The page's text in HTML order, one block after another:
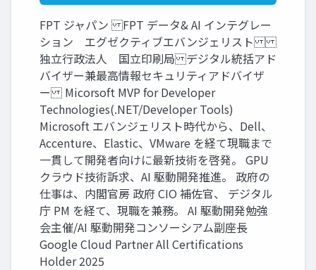
FPT ジャパン FPT データ& AI インテグレー
ション エグゼクティブエバンジェリスト
独立行政法人 国立印刷局 デジタル統括アド
バイザー兼最高情報セキュリティアドバイザ
ー Micorsoft MVP for Developer
Technologies(.NET/Developer Tools)
Microsoft エバンジェリスト時代から、Dell、
Accenture、Elastic、VMware を経て現職まで
一貫して開発者向けに最新技術を啓発。 GPU
クラウド技術訴求、AI 駆動開発推進。 政府の
仕事は、内閣官房 政府 CIO 補佐官、 デジタル
庁 PM を経て、現職を兼務。 AI 駆動開発勉強
会主催/AI 駆動開発コンソーシアム副座長
Google Cloud Partner All Certifications
Holder 2025